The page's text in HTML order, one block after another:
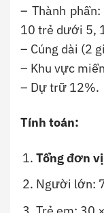
– Thành
10 trẻ dưới 5,
– Cúng dài (2
– Khu vực
– Dự trữ 12%.
Tính toán:
Tổng đơn vị
Người lớn: